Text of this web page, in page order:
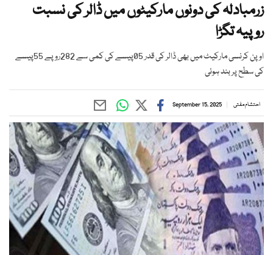
زرمبادلہ کی دونوں مارکیٹوں میں ڈالر کی نسبت
روپیہ تگڑا
اوپن کرنسی مارکیٹ میں بھی ڈالر کی قدر 05پیسے کی کمی سے 282روپے 55پیسے
کی سطح پر بند ہوئی
احتشام مفتی September 15, 2025